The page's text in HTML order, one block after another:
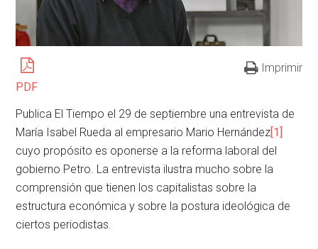
PDF
Imprimir
Publica El Tiempo el 29 de septiembre una entrevista de
María Isabel Rueda al empresario Mario Hernández[1]
cuyo propósito es oponerse a la reforma laboral del
gobierno Petro. La entrevista ilustra mucho sobre la
comprensión que tienen los capitalistas sobre la
estructura económica y sobre la postura ideológica de
ciertos periodistas.